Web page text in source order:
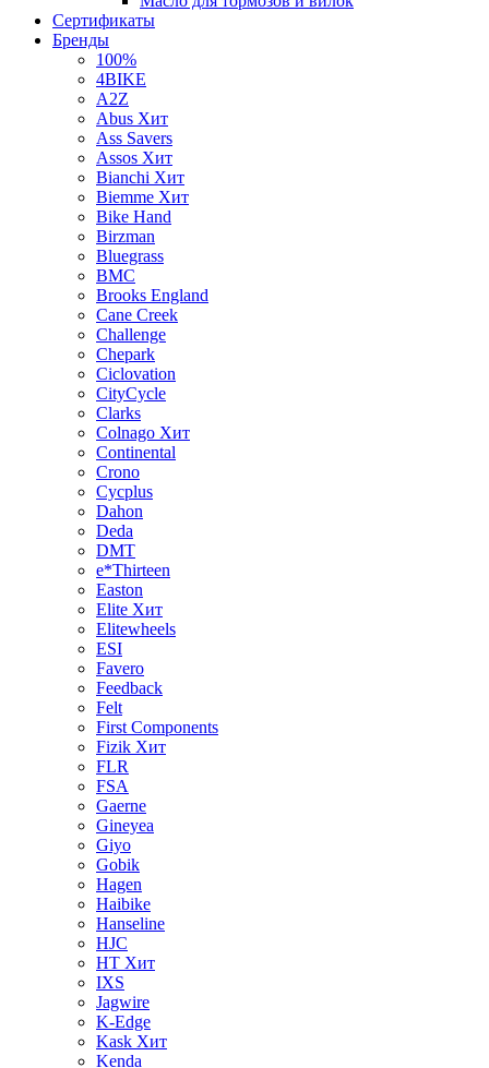
Сертификаты
Бренды
100%
4BIKE
A2Z
Abus Хит
Ass Savers
Assos Хит
Bianchi Хит
Biemme Хит
Bike Hand
Birzman
Bluegrass
BMC
Brooks England
Cane Creek
Challenge
Chepark
Ciclovation
CityCycle
Clarks
Colnago Хит
Continental
Crono
Cycplus
Dahon
Deda
DMT
e*Thirteen
Easton
Elite Хит
Elitewheels
ESI
Favero
Feedback
Felt
First Components
Fizik Хит
FLR
FSA
Gaerne
Gineyea
Giyo
Gobik
Hagen
Haibike
Hanseline
HJC
HT Хит
IXS
Jagwire
K-Edge
Kask Хит
Kenda